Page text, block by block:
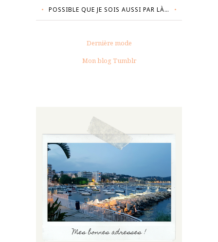
POSSIBLE QUE JE SOIS AUSSI PAR LÀ…
Dernière mode
Mon blog Tumblr